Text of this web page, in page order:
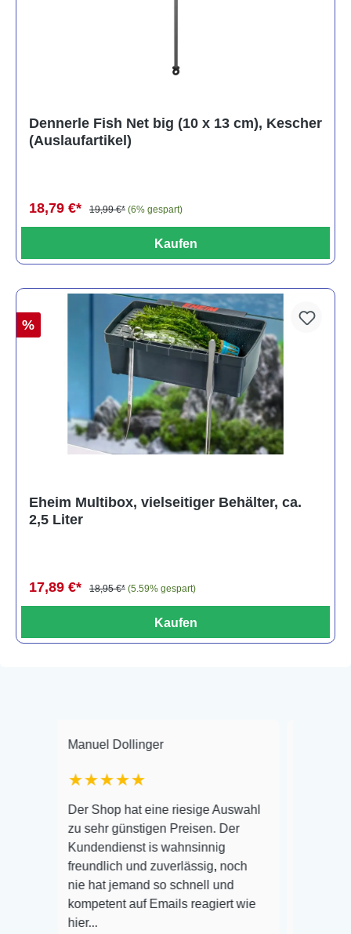
Dennerle Fish Net big (10 x 13 cm), Kescher
(Auslaufartikel)
18,79 €* 19,99 €* (6% gespart)
Kaufen
%
Eheim Multibox, vielseitiger Behälter, ca.
2,5 Liter
17,89 €* 18,95 €* (5.59% gespart)
Kaufen
Manuel Dollinger
★★★★★
Der Shop hat eine riesige Auswahl
zu sehr günstigen Preisen. Der
Kundendienst is wahnsinnig
freundlich und zuverlässig, noch
nie hat jemand so schnell und
kompetent auf Emails reagiert wie
Auswahl plus